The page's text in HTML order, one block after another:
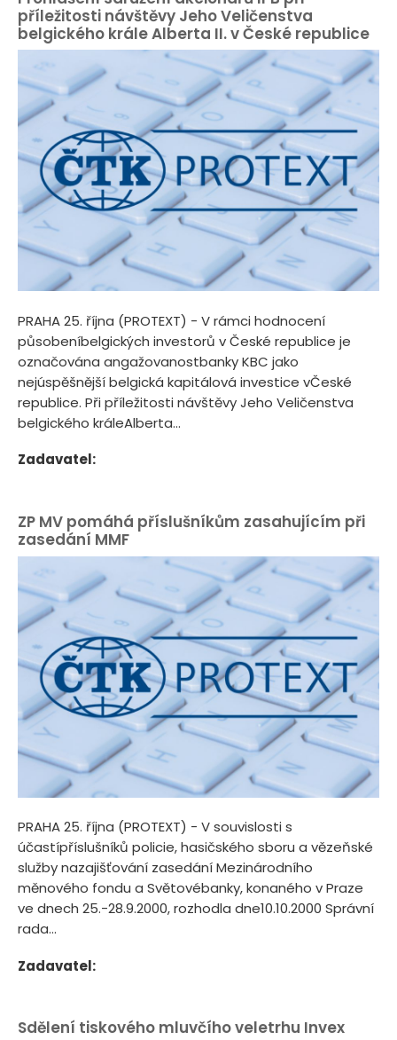
příležitosti návštěvy Jeho Veličenstva
belgického krále Alberta II. v České republice
PRAHA 25. října (PROTEXT) - V rámci hodnocení
působeníbelgických investorů v České republice je
označována angažovanostbanky KBC jako
nejúspěšnější belgická kapitálová investice vČeské
republice. Při příležitosti návštěvy Jeho Veličenstva
belgického králeAlberta...
Zadavatel:
ZP MV pomáhá příslušníkům zasahujícím při
zasedání MMF
PRAHA 25. října (PROTEXT) - V souvislosti s
účastípříslušníků policie, hasičského sboru a vězeňské
služby nazajišťování zasedání Mezinárodního
měnového fondu a Světovébanky, konaného v Praze
ve dnech 25.-28.9.2000, rozhodla dne10.10.2000 Správní
rada...
Zadavatel:
Sdělení tiskového mluvčího veletrhu Invex